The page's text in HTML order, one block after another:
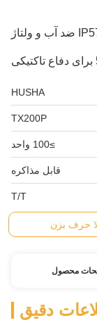
HUSHA TX200P دو کارتریج شلیک کننده با IP57 ضد آب و ولتاژ
HUSHA
TX200P
≥100 واحد
قابل مذاکره
T/T
حرف بزن
محصول
دقیق